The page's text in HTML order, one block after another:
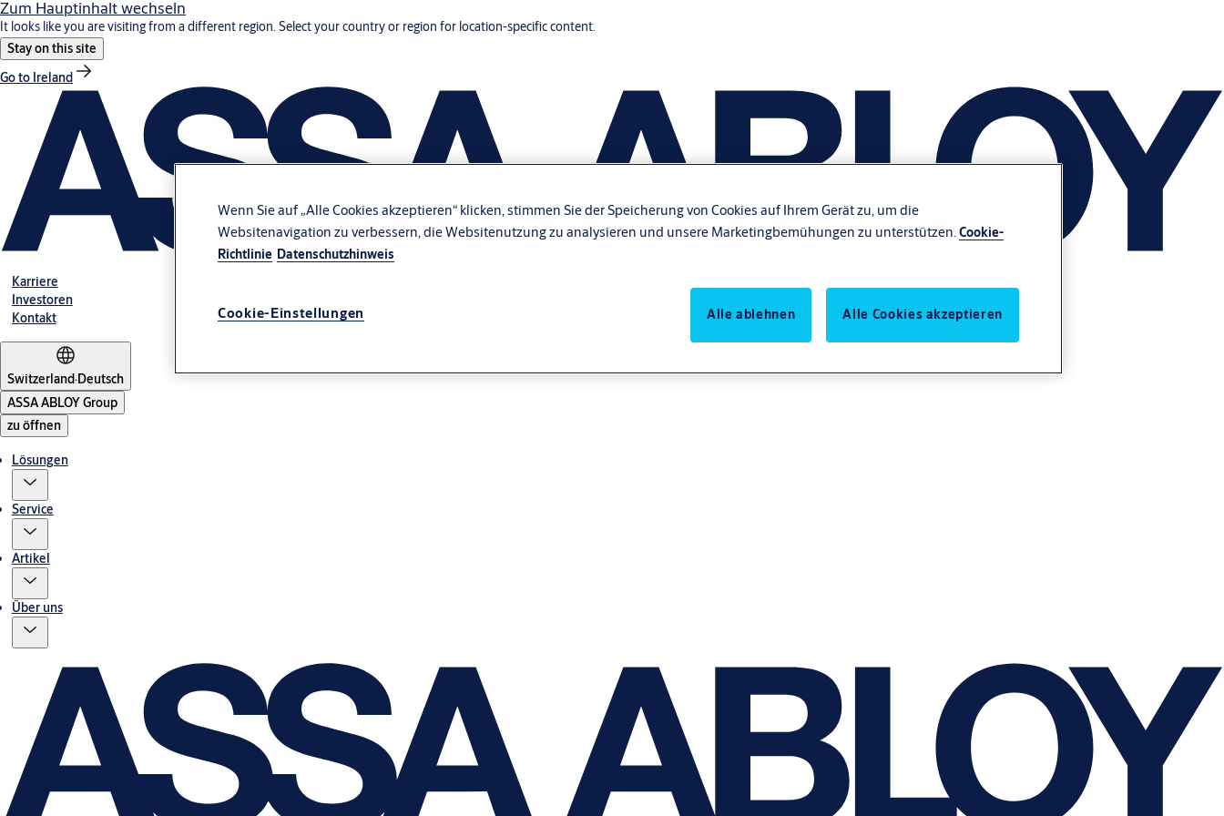
Zum Hauptinhalt wechseln
It looks like you are visiting from a different region. Select your country or region for location-specific content.
Stay on this site
Go to Ireland
Karriere
Investoren
Kontakt
Switzerland·Deutsch
ASSA ABLOY Group
zu öffnen
Lösungen
Service
Artikel
Über uns
Wenn Sie auf „Alle Cookies akzeptieren“ klicken, stimmen Sie der Speicherung von Cookies auf Ihrem Gerät zu, um die
Websitenavigation zu verbessern, die Websitenutzung zu analysieren und unsere Marketingbemühungen zu unterstützen. Cookie-
Richtlinie Datenschutzhinweis
Cookie-Einstellungen Alle ablehnen Alle Cookies akzeptieren